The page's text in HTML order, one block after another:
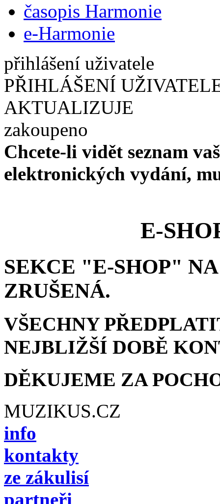
časopis Harmonie
e-Harmonie
přihlášení uživatele
PŘIHLÁŠENÍ
AKTUALIZUJE
zakoupeno
Chcete-li vidět seznam
elektronických vydání,
E-
SEKCE "E-SHOP"
ZRUŠENÁ.
VŠECHNY
NEJBLIŽŠÍ DOBĚ
DĚKUJEME ZA
MUZIKUS.CZ
info
kontakty
ze zákulisí
partneři